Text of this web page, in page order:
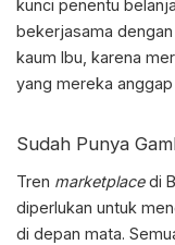
kunci penentu
bekerjasama dengan
kaum Ibu, karena
yang mereka
Sudah Punya
Tren marketplace di
diperlukan untuk
di depan mata.